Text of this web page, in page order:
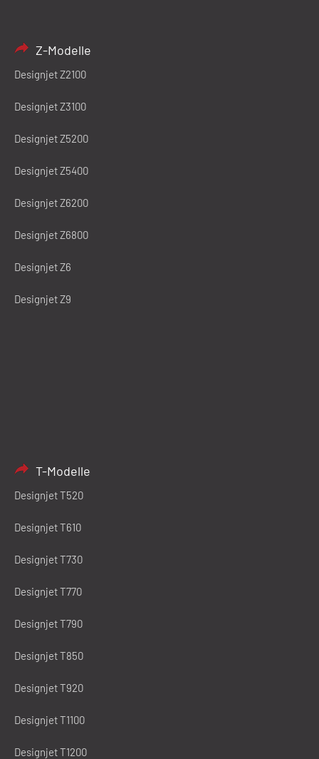
Z-Modelle
Designjet Z2100
Designjet Z3100
Designjet Z5200
Designjet Z5400
Designjet Z6200
Designjet Z6800
Designjet Z6
Designjet Z9
T-Modelle
Designjet T520
Designjet T610
Designjet T730
Designjet T770
Designjet T790
Designjet T850
Designjet T920
Designjet T1100
Designjet T1200